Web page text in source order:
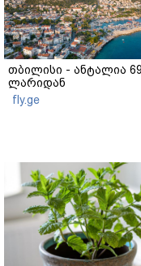
თბილისი - ანტალია
ლარიდან
fly.ge